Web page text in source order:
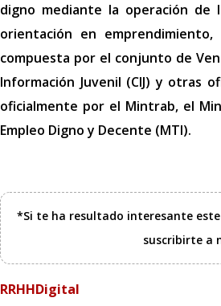
digno mediante la operación de
orientación en
compuesta por el conjunto de
Información Juvenil (CIJ) y otras
oficialmente por el Mintrab, el
Empleo Digno y Decente (MTI).
*Si te ha resultado interesante
suscribirte a
RRHHDigital